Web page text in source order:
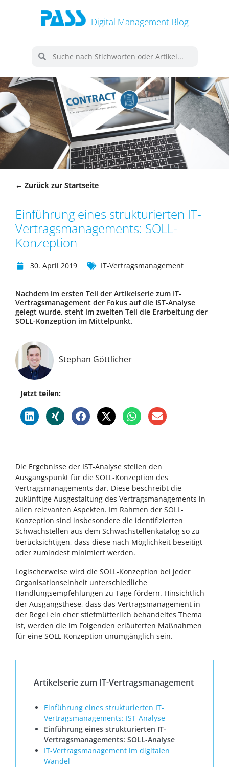
Digital Management Blog
← Zurück zur Startseite
Einführung eines strukturierten IT-
Vertragsmanagements: SOLL-
Konzeption
30. April 2019 IT-Vertragsmanagement
Nachdem im ersten Teil der Artikelserie zum IT-
Vertragsmanagement der Fokus auf die IST-Analyse
gelegt wurde, steht im zweiten Teil die Erarbeitung der
SOLL-Konzeption im Mittelpunkt.
Stephan Göttlicher
Jetzt teilen:
Die Ergebnisse der IST-Analyse stellen den
Ausgangspunkt für die SOLL-Konzeption des
Vertragsmanagements dar. Diese beschreibt die
zukünftige Ausgestaltung des Vertragsmanagements in
allen relevanten Aspekten. Im Rahmen der SOLL-
Konzeption sind insbesondere die identifizierten
Schwachstellen aus dem Schwachstellenkatalog so zu
berücksichtigen, dass diese nach Möglichkeit beseitigt
oder zumindest minimiert werden.
Logischerweise wird die SOLL-Konzeption bei jeder
Organisationseinheit unterschiedliche
Handlungsempfehlungen zu Tage fördern. Hinsichtlich
der Ausgangsthese, dass das Vertragsmanagement in
der Regel ein eher stiefmütterlich behandeltes Thema
ist, werden die im Folgenden erläuterten Maßnahmen
für eine SOLL-Konzeption unumgänglich sein.
Artikelserie zum IT-Vertragsmanagement
Einführung eines strukturierten IT-
Vertragsmanagements: IST-Analyse
Einführung eines strukturierten IT-
Vertragsmanagements: SOLL-Analyse
IT-Vertragsmanagement im digitalen
Wandel